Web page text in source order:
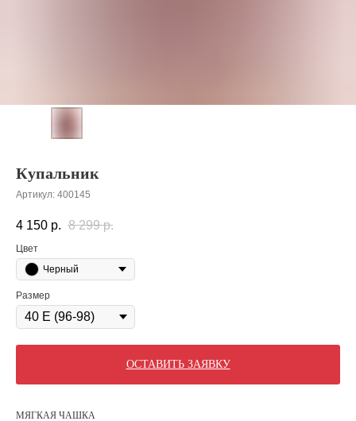
Купальник
Артикул: 400145
4 150 р. 8 299 р.
Цвет
Черный
Размер
ОСТАВИТЬ ЗАЯВКУ
МЯГКАЯ ЧАШКА